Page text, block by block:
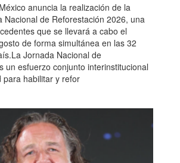
anuncia la realización de la
Nacional de Reforestación 2026, una
que se llevará a cabo el
de forma simultánea en las 32
Jornada Nacional de
un esfuerzo conjunto interinstitucional
para habilitar y refor